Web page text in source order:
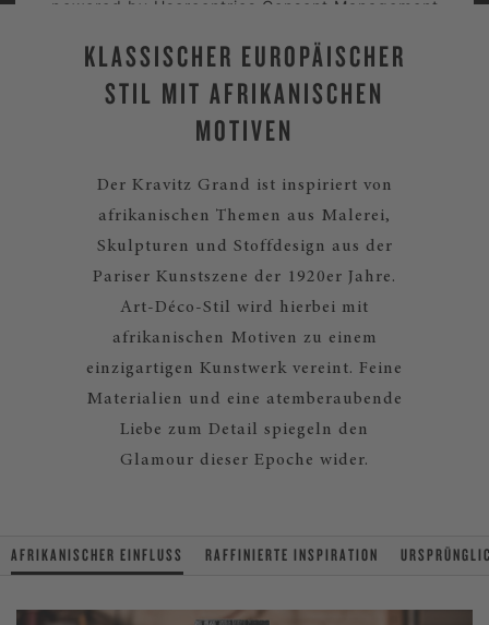
powered by Usercentrics Consent Management
KLASSISCHER EUROPÄISCHER
STIL MIT AFRIKANISCHEN
MOTIVEN
Der Kravitz Grand ist inspiriert von
afrikanischen Themen aus Malerei,
Skulpturen und Stoffdesign aus der
Pariser Kunstszene der 1920er Jahre.
Art-Déco-Stil wird hierbei mit
afrikanischen Motiven zu einem
einzigartigen Kunstwerk vereint. Feine
Materialien und eine atemberaubende
Liebe zum Detail spiegeln den
Glamour dieser Epoche wider.
AFRIKANISCHER EINFLUSS RAFFINIERTE INSPIRATION